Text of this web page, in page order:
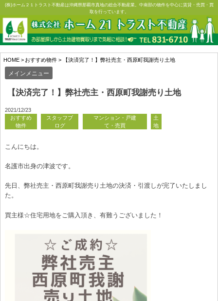
Skip
content
(株)ホーム２１トラスト不動産は沖縄県那覇市真地の総合不動産業。中南部の物件を中心に賃貸・売買・買
取を行っています。
HOME > おすすめ物件 > 【決済完了！】弊社売主・西原町我謝売り土地
メインメニュー
【決済完了！】弊社売主・西原町我謝売り土地
2021/12/23
おすすめ
物件
スタッフブ
ログ
マンション・戸建
て・売買
土
地
こんにちは。
名護市出身の津波です。
先日、弊社売主・西原町我謝売り土地の決済・引渡しが完了いたしまし
た。
買主様☆住宅用地をご購入頂き、有難うございました！